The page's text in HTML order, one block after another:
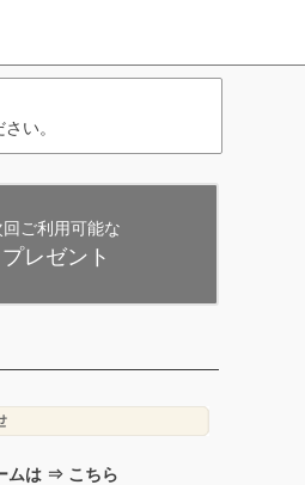
い。
ご利用可能な
レゼント
ムは ⇒ こちら